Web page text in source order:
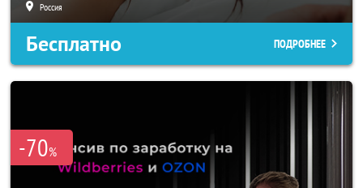
Россия
Бесплатно ПОДРОБНЕЕ
-70%